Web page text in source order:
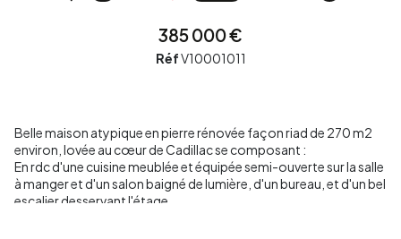
385 000 €
RéfV10001011
Belle maison atypique en pierre rénovée façon riad de 270 m2
environ, lovée au cœur de Cadillac se composant :
En rdc d'une cuisine meublée et équipée semi-ouverte sur la salle
à manger et d'un salon baigné de lumière, d'un bureau, et d'un bel
escalier desservant l'étage.